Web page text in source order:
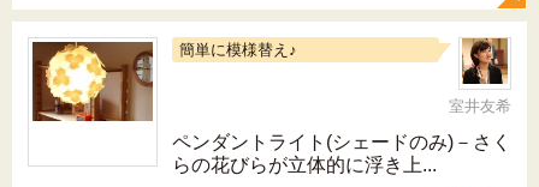
簡単に模様替え♪
室井友希
ペンダントライト(シェードのみ)－さく
らの花びらが立体的に浮き上...